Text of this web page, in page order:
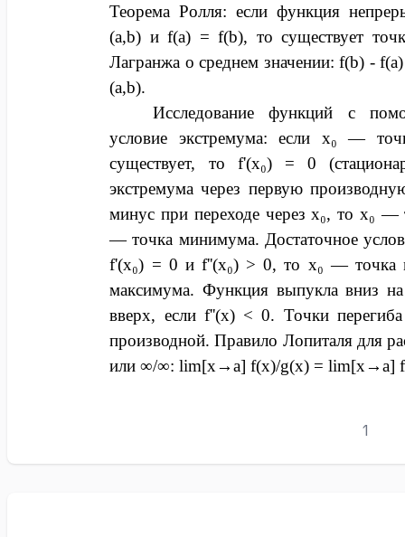
Теорема Ролля: если функция
(a,b) и f(a) = f(b), то существует
Лагранжа о среднем значении: f(b) -
(a,b).
Исследование функций с
условие экстремума: если x₀ —
существует, то f'(x₀) = 0
экстремума через первую
минус при переходе через x₀, то x₀
— точка минимума. Достаточное
f'(x₀) = 0 и f''(x₀) > 0, то x₀ — точка
максимума. Функция выпукла вниз
вверх, если f''(x) < 0. Точки перегиба
производной. Правило Лопиталя для
или ∞/∞: lim[x→a] f(x)/g(x) = lim[x→a]
1